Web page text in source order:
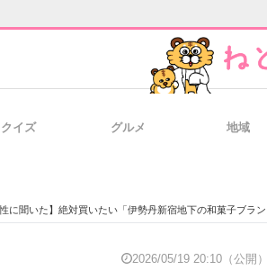
クイズ グルメ 地域
に聞いた】絶対買いたい「伊勢丹新宿地下の和菓子ブランド」ランキングTOP24！ 第1
2026/05/19 20:10（公開）